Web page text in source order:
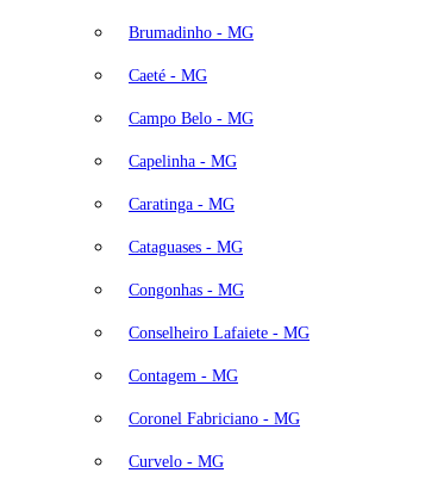
Brumadinho - MG
Caeté - MG
Campo Belo - MG
Capelinha - MG
Caratinga - MG
Cataguases - MG
Congonhas - MG
Conselheiro Lafaiete - MG
Contagem - MG
Coronel Fabriciano - MG
Curvelo - MG